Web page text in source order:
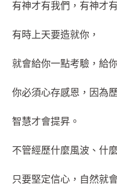
有神才有我們，有神才
有時上天要造就你，
就會給你一點考驗，給
你必須心存感恩，因為
智慧才會提昇。
不管經歷什麼風波、什
只要堅定信心，自然就